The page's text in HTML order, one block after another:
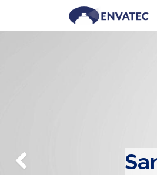
Anterior